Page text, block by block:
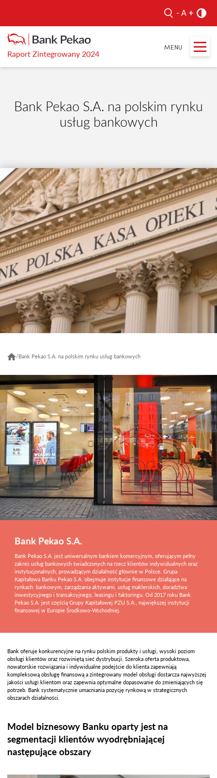
Raport Zintegrowany 2024
Bank Pekao S.A. na polskim rynku
usług bankowych
/Bank Pekao S.A. na polskim rynku usług bankowych
Bank Pekao S.A.
Bank Pekao S.A. jest uniwersalnym bankiem komercyjnym, oferującym pełny
zakres usług bankowych świadczonych na rzecz klientów indywidualnych oraz
instytucjonalnych, prowadzącym działalność głównie w Polsce. Grupa
Kapitałowa Banku Pekao S.A. obejmuje instytucje finansowe działające na
rynkach: bankowym, zarządzania aktywami, usług maklerskich, doradztwa
inwestycyjnego i transakcyjnego, leasingu i faktoringu. Od 2017 roku Bank
Pekao S.A. jest częścią Grupy Kapitałowej PZU S.A., największej instytucji
finansowej w Europie Środkowo-Wschodniej.
Bank oferuje konkurencyjne na rynku polskim produkty i usługi, wysoki poziom
obsługi klientów oraz rozwiniętą sieć dystrybucji. Szeroka oferta produktowa,
nowatorskie rozwiązania i indywidualne podejście do klienta zapewniają
kompleksową obsługę finansową a zintegrowany model obsługi dostarcza najwyższej
jakości usługi klientom oraz zapewnia optymalne dopasowanie do zmieniających się
potrzeb. Bank systematycznie umacniania pozycję rynkową w strategicznych
obszarach działalności.
Model biznesowy Banku oparty jest na
segmentacji klientów wyodrębniającej
następujące obszary